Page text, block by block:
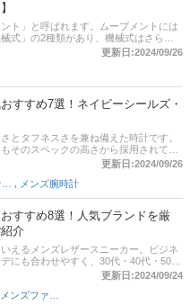
ト」と呼ばれます。ムーブメントには
式」の2種類があり、機械式はさらに
かれます。この記事では、自動巻腕時
め商品をご紹介。通販サイトの最新人
で、売れ筋や口コミを確認してみてく
更新日:2024/09/26
すすめ7選！ネイビーシールズ・
とタフネスさを兼ね備えた時計です。
そのスペックの高さから採用されてい
ジン』編集長の土居 輝彦さんに取材
び方とおすすめ商品をご紹介します。
人気ランキングもありますので、売れ
ください。
更新日:2024/09/26
メンズ腕時計
すすめ8選！人気ブランドを厳
介
えるメンズレザースニーカー。ビジネ
にも合わせやすく、30代・40代・50代
す。この記事では、メンズレザースニ
をご紹介します。各通販サイトの最新
せてチェックしてみてくださいね。
更新日:2024/09/24